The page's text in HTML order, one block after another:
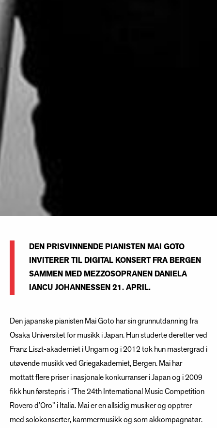
DEN PRISVINNENDE PIANISTEN MAI GOTO
INVITERER TIL DIGITAL KONSERT FRA BERGEN
SAMMEN MED MEZZOSOPRANEN DANIELA
IANCU JOHANNESSEN 21. APRIL.
Den japanske pianisten Mai Goto har sin grunnutdanning fra
Osaka Universitet for musikk i Japan. Hun studerte deretter ved
Franz Liszt-akademiet i Ungarn og i 2012 tok hun mastergrad i
utøvende musikk ved Griegakademiet, Bergen. Mai har
mottatt flere priser i nasjonale konkurranser i Japan og i 2009
fikk hun førstepris i “The 24th International Music Competition
Rovero d’Oro” i Italia. Mai er en allsidig musiker og opptrer
med solokonserter, kammermusikk og som akkompagnatør.